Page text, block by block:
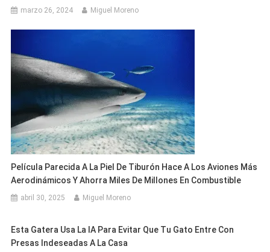
marzo 26, 2024 Miguel Moreno
Película Parecida A La Piel De Tiburón Hace A Los Aviones Más
Aerodinámicos Y Ahorra Miles De Millones En Combustible
abril 30, 2025 Miguel Moreno
Esta Gatera Usa La IA Para Evitar Que Tu Gato Entre Con
Presas Indeseadas A La Casa